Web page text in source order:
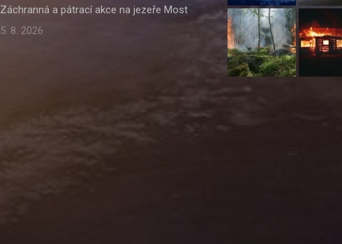
Záchranná a pátrací akce na jezeře Most
5. 8. 2026